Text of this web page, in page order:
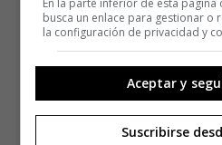
En la parte inferior de esta página
busca un enlace para gestionar o
la configuración de privacidad y
Aceptar y
Suscribirse